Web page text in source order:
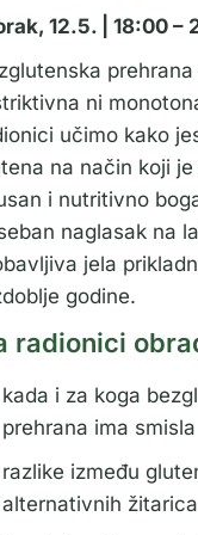
12.5. | 18:00 –
ni
učimo kako
na način koji je
i nutritivno
naglasak na
jela
godine.
radionici
kada i za koga
prehrana ima smisla
razlike između
alternativnih žitarica